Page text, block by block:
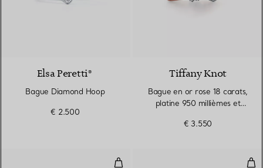
Elsa Peretti®
Bague Diamond Hoop
€ 2.500
Tiffany Knot
Bague en or rose 18 carats,
platine 950 millièmes et
€ 3.550
Bague Serpent en platine 950